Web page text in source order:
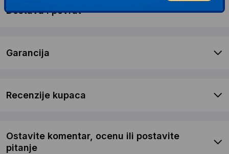
Dostava i povrat
Garancija
Recenzije kupaca
Ostavite komentar, ocenu ili postavite
pitanje